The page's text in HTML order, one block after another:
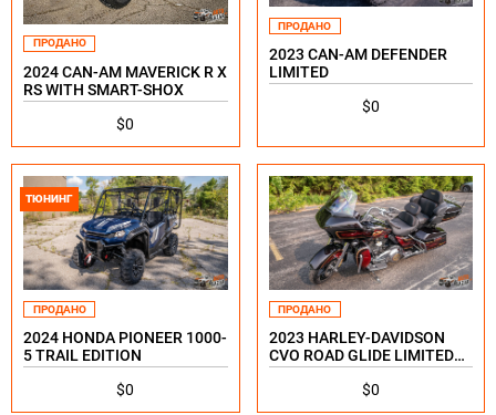
ПРОДАНО
2024 CAN-AM MAVERICK R X
RS WITH SMART-SHOX
$0
ПРОДАНО
2023 CAN-AM DEFENDER
LIMITED
$0
ТЮНИНГ
ПРОДАНО
2024 HONDA PIONEER 1000-
5 TRAIL EDITION
$0
ПРОДАНО
2023 HARLEY-DAVIDSON
CVO ROAD GLIDE LIMITED
120TH ANNIVERSARY
$0